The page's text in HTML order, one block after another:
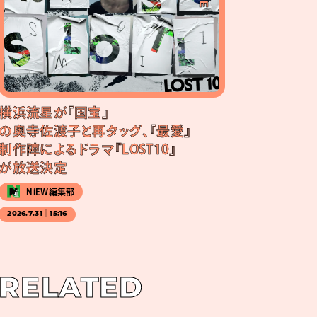
浜流星が『国宝』
奥寺佐渡子と再タッグ、『最愛』
作陣によるドラマ『LOST10』
放送決定
NiEW編集部
2026.7.31｜15:16